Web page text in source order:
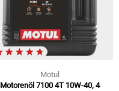
Motul
Motorenöl 7100 4T 10W-40, 4